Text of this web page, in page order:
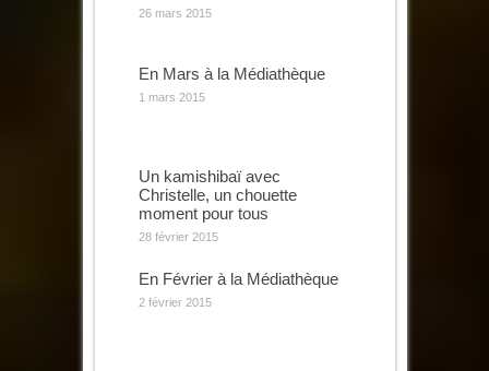
26 mars 2015
En Mars à la Médiathèque
1 mars 2015
Un kamishibaï avec
Christelle, un chouette
moment pour tous
28 février 2015
En Février à la Médiathèque
2 février 2015